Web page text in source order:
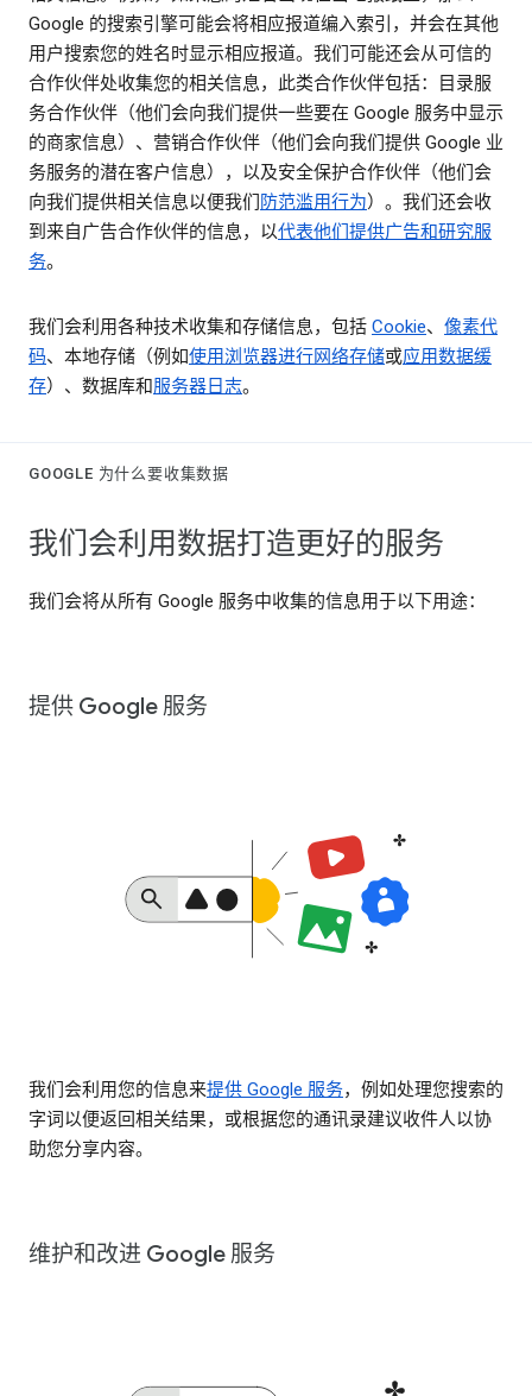
Google 的搜索引擎可能会将相应报道编入索引，并会在其他
用户搜索您的姓名时显示相应报道。我们可能还会从可信的
合作伙伴处收集您的相关信息，此类合作伙伴包括：目录服
务合作伙伴（他们会向我们提供一些要在 Google 服务中显示
的商家信息）、营销合作伙伴（他们会向我们提供 Google 业
务服务的潜在客户信息），以及安全保护合作伙伴（他们会
向我们提供相关信息以便我们 防范滥用行为）。我们还会收
到来自广告合作伙伴的信息，以代表他们提供广告和研究服
务。
我们会利用各种技术收集和存储信息，包括 Cookie、 像素代
码、本地存储（例如使用浏览器进行网络存储或应用数据缓
存）、数据库和服务器日志。
GOOGLE 为什么要收集数据
我们会利用数据打造更好的服务
我们会将从所有 Google 服务中收集的信息用于以下用途：
提供 Google 服务
我们会利用您的信息来提供 Google 服务，例如处理您搜索的
字词以便返回相关结果，或根据您的通讯录建议收件人以协
助您分享内容。
维护和改进 Google 服务